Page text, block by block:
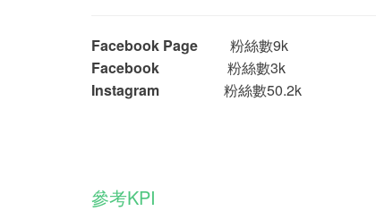
Facebook Page 粉絲數9k
Facebook
粉絲數3k
Instagram
粉絲數50.2k
參考KPI